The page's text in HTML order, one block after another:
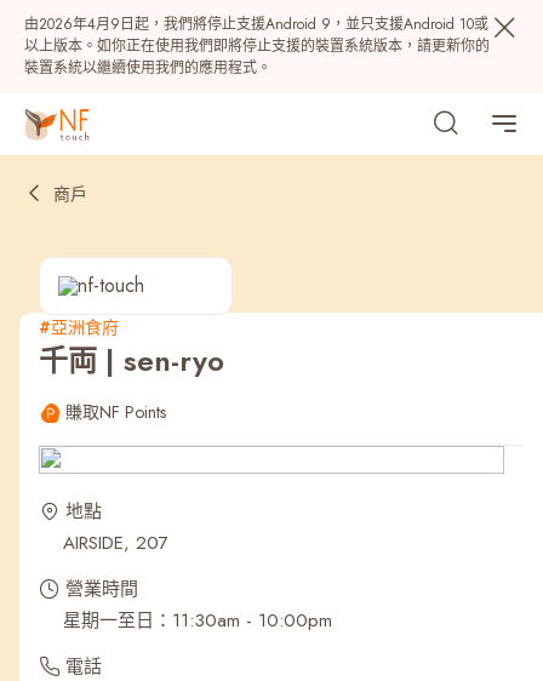
由2026年4月9日起，我們將停止支援Android 9，並只支援Android 10或
以上版本。如你正在使用我們即將停止支援的裝置系統版本，請更新你的
裝置系統以繼續使用我們的應用程式。
熱門
最近搜尋紀錄
商戶
#亞洲食府
千両 | sen-ryo
賺取NF Points
地點
AIRSIDE, 207
營業時間
星期一至日：11:30am - 10:00pm
電話